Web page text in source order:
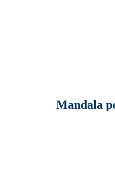
Mandala